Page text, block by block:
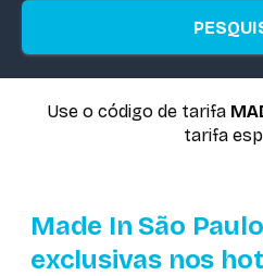
Use o código de tarifa
tarifa
Made In São
exclusivas nos